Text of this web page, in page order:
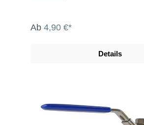
Ab 4,90 €*
Details